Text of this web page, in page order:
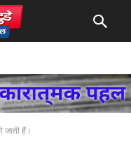
जाती हैं।